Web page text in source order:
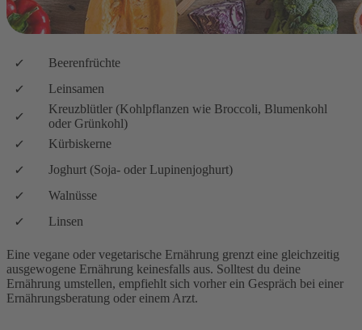
Beerenfrüchte
Leinsamen
Kreuzblütler (Kohlpflanzen wie Broccoli, Blumenkohl
oder Grünkohl)
Kürbiskerne
Joghurt (Soja- oder Lupinenjoghurt)
Walnüsse
Linsen
Eine vegane oder vegetarische Ernährung grenzt eine gleichzeitig
ausgewogene Ernährung keinesfalls aus. Solltest du deine
Ernährung umstellen, empfiehlt sich vorher ein Gespräch bei einer
Ernährungsberatung oder einem Arzt.